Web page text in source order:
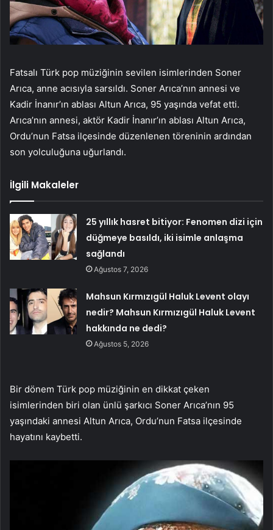
Fatsalı Türk pop müziğinin sevilen isimlerinden Soner
Arıca, anne acısıyla sarsıldı. Soner Arıca’nın annesi ve
Kadir İnanır’ın ablası Altun Arıca, 95 yaşında vefat etti.
Arıca’nın annesi, aktör Kadir İnanır’ın ablası Altun Arıca,
Ordu’nun Fatsa ilçesinde düzenlenen töreninin ardından
son yolculuğuna uğurlandı.
İlgili Makaleler
25 yıllık hasret bitiyor: Fenomen dizi için
düğmeye basıldı, iki isimle anlaşma
sağlandı
Ağustos 7, 2026
Mahsun Kırmızıgül Haluk Levent olayı
nedir? Mahsun Kırmızıgül Haluk Levent
hakkında ne dedi?
Ağustos 5, 2026
Bir dönem Türk pop müziğinin en dikkat çeken
isimlerinden biri olan ünlü şarkıcı Soner Arıca’nın 95
yaşındaki annesi Altun Arıca, Ordu’nun Fatsa ilçesinde
hayatını kaybetti.